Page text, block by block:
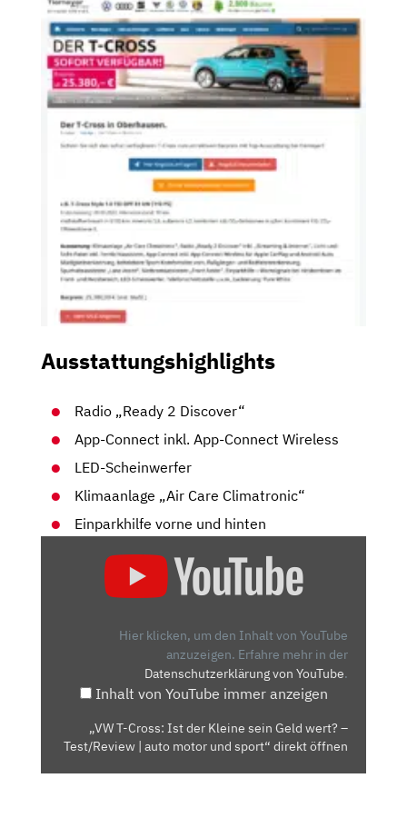
Ausstattungshighlights
Radio „Ready 2 Discover“
App-Connect inkl. App-Connect Wireless
LED-Scheinwerfer
Klimaanlage „Air Care Climatronic“
Einparkhilfe vorne und hinten
Hier klicken, um den Inhalt von YouTube
anzuzeigen. Erfahre mehr in der
Datenschutzerklärung von YouTube.
Inhalt von YouTube immer anzeigen
„VW T-Cross: Ist der Kleine sein Geld wert? –
Test/Review | auto motor und sport“ direkt öffnen